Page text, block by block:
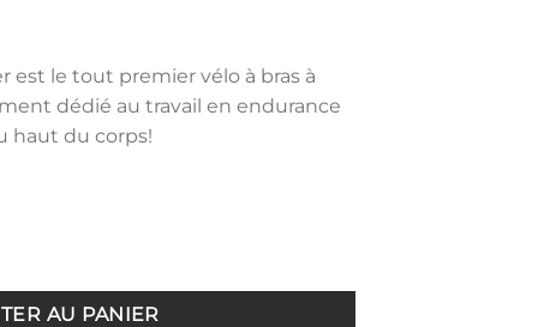
est le tout premier vélo à bras à
dédié au travail en endurance
haut du corps!
Noyer
AU PANIER